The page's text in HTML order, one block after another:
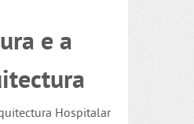
e a
Hospitalar